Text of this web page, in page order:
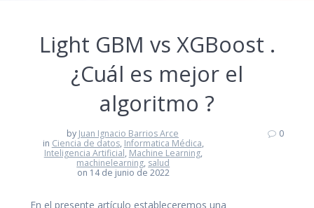
Light GBM vs XGBoost .
¿Cuál es mejor el
algoritmo ?
by Juan Ignacio Barrios Arce
in Ciencia de datos, Informatica Médica,
Inteligencia Artificial, Machine Learning,
machinelearning, salud
on 14 de junio de 2022
0
En el presente artículo estableceremos una